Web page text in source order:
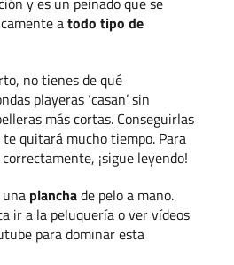
atodo tipo de
no tienes de qué
playeras ‘casan’ sin
más cortas. Conseguirlas
quitará mucho tiempo. Para
¡sigue leyendo!
planchade pelo a mano.
ir a la peluquería o ver vídeos
para dominar esta